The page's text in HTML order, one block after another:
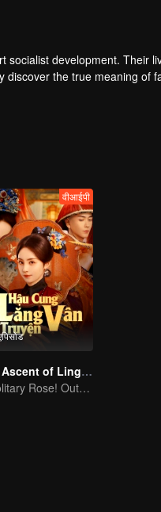
socialist development. Their
discover the true meaning of
वीआईपी
The Ascent of Ling Yun
A Solitary Rose! Outsmarting the Imperial Harem